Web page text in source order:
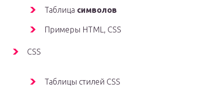
Таблица символов
Примеры HTML, CSS
CSS
Таблицы стилей CSS